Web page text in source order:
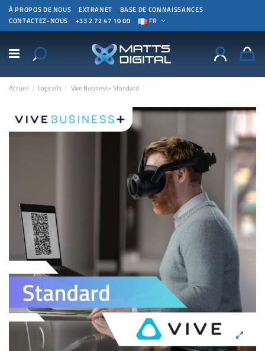
À PROPOS DE NOUS EXTRANET
BASE DE CONNAISSANCES
CONTACTEZ-NOUS
+33 2 72 47 10 00 FR
Accueil Logiciels Vive Business+ Standard